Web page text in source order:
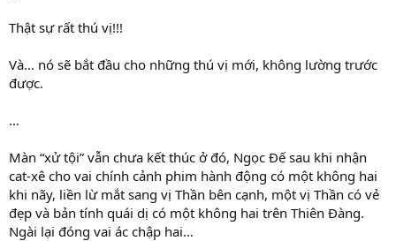
Thật sự rất thú vị!!!
Và… nó sẽ bắt đầu cho những thú vị mới, không lường trước
được.
…
Màn “xử tội” vẫn chưa kết thúc ở đó, Ngọc Đế sau khi nhận
cat-xê cho vai chính cảnh phim hành động có một không hai
khi nãy, liền lừ mắt sang vị Thần bên cạnh, một vị Thần có vẻ
đẹp và bản tính quái dị có một không hai trên Thiên Đàng.
Ngài lại đóng vai ác chập hai…